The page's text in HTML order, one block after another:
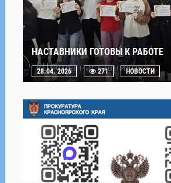
НАСТАВНИКИ ГОТОВЫ К РАБОТЕ
28.04. 2026 271 НОВОСТИ